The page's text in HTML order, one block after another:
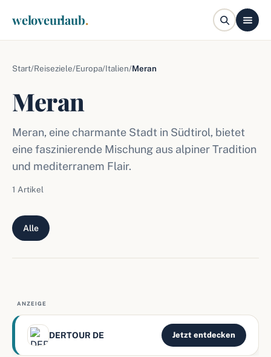
weloveurlaub.
Start/Reiseziele/Europa/Italien/Meran
Meran
Meran, eine charmante Stadt in Südtirol, bietet
eine faszinierende Mischung aus alpiner Tradition
und mediterranem Flair.
1 Artikel
Alle
ANZEIGE
DERTOUR DE Jetzt entdecken